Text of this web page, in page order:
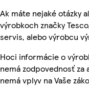
Ak máte nejaké otázky
výrobkoch značky
servis, alebo výrobcu
Hoci informácie o
nemá zodpovednosť
nemá vplyv na Vaše